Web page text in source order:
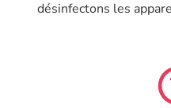
désinfectons les